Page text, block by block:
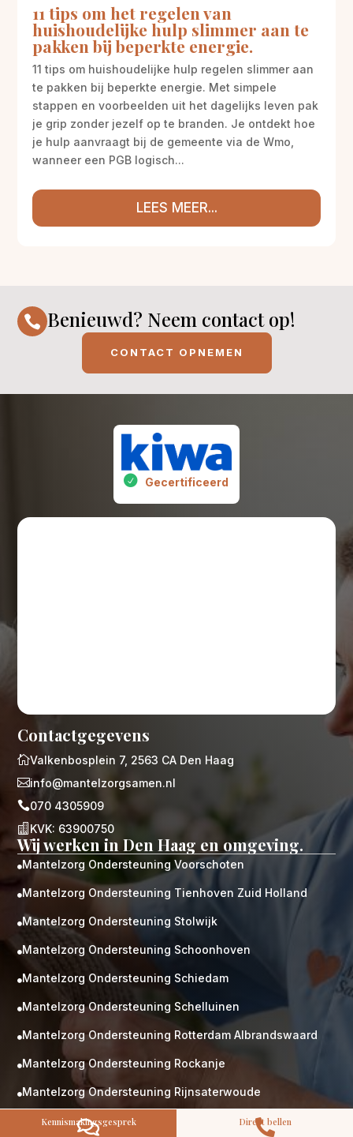
11 tips om het regelen van
huishoudelijke hulp slimmer aan te
pakken bij beperkte energie.
11 tips om huishoudelijke hulp regelen slimmer aan
te pakken bij beperkte energie. Met simpele
stappen en voorbeelden uit het dagelijks leven pak
je grip zonder jezelf op te branden. Je ontdekt hoe
je hulp aanvraagt bij de gemeente via de Wmo,
wanneer een PGB logisch...
LEES MEER...
 Benieuwd? Neem contact op!
CONTACT OPNEMEN
Gecertificeerd
kennismaking?
Neem vrijblijvend contact op!
Persoonlijke zorgplan
Geen lange wachtlijsten
Altijd vertrouwde gezichten
Hoog gekwalificeerd
Kennismakingsgesprek
Contact opnemen
Contactgegevens
Valkenbosplein 7, 2563 CA Den Haag
info@mantelzorgsamen.nl
070 4305909
 KVK: 63900750
Wij werken in Den Haag en omgeving.
 Mantelzorg Ondersteuning Voorschoten
 Mantelzorg Ondersteuning Tienhoven Zuid Holland
 Mantelzorg Ondersteuning Stolwijk
 Mantelzorg Ondersteuning Schoonhoven
 Mantelzorg Ondersteuning Schiedam
 Mantelzorg Ondersteuning Schelluinen
 Mantelzorg Ondersteuning Rotterdam Albrandswaard
 Mantelzorg Ondersteuning Rockanje
 Mantelzorg Ondersteuning Rijnsaterwoude
Mantelzorg Ondersteuning Ridderkerk

Kennismakingsgesprek 
Direct bellen